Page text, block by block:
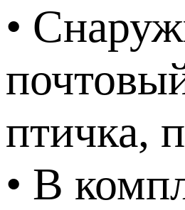
•
птичка,
• В